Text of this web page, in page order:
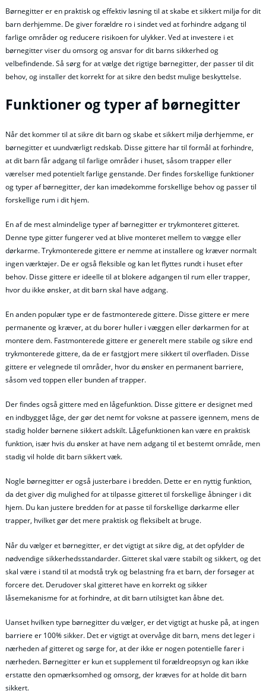
Børnegitter er en praktisk og effektiv løsning til at skabe et sikkert miljø for dit
barn derhjemme. De giver forældre ro i sindet ved at forhindre adgang til
farlige områder og reducere risikoen for ulykker. Ved at investere i et
børnegitter viser du omsorg og ansvar for dit barns sikkerhed og
velbefindende. Så sørg for at vælge det rigtige børnegitter, der passer til dit
behov, og installer det korrekt for at sikre den bedst mulige beskyttelse.
Funktioner og typer af børnegitter
Når det kommer til at sikre dit barn og skabe et sikkert miljø derhjemme, er
børnegitter et uundværligt redskab. Disse gittere har til formål at forhindre,
at dit barn får adgang til farlige områder i huset, såsom trapper eller
værelser med potentielt farlige genstande. Der findes forskellige funktioner
og typer af børnegitter, der kan imødekomme forskellige behov og passer til
forskellige rum i dit hjem.
En af de mest almindelige typer af børnegitter er trykmonteret gitteret.
Denne type gitter fungerer ved at blive monteret mellem to vægge eller
dørkarme. Trykmonterede gittere er nemme at installere og kræver normalt
ingen værktøjer. De er også fleksible og kan let flyttes rundt i huset efter
behov. Disse gittere er ideelle til at blokere adgangen til rum eller trapper,
hvor du ikke ønsker, at dit barn skal have adgang.
En anden populær type er de fastmonterede gittere. Disse gittere er mere
permanente og kræver, at du borer huller i væggen eller dørkarmen for at
montere dem. Fastmonterede gittere er generelt mere stabile og sikre end
trykmonterede gittere, da de er fastgjort mere sikkert til overfladen. Disse
gittere er velegnede til områder, hvor du ønsker en permanent barriere,
såsom ved toppen eller bunden af trapper.
Der findes også gittere med en lågefunktion. Disse gittere er designet med
en indbygget låge, der gør det nemt for voksne at passere igennem, mens de
stadig holder børnene sikkert adskilt. Lågefunktionen kan være en praktisk
funktion, især hvis du ønsker at have nem adgang til et bestemt område, men
stadig vil holde dit barn sikkert væk.
Nogle børnegitter er også justerbare i bredden. Dette er en nyttig funktion,
da det giver dig mulighed for at tilpasse gitteret til forskellige åbninger i dit
hjem. Du kan justere bredden for at passe til forskellige dørkarme eller
trapper, hvilket gør det mere praktisk og fleksibelt at bruge.
Når du vælger et børnegitter, er det vigtigt at sikre dig, at det opfylder de
nødvendige sikkerhedsstandarder. Gitteret skal være stabilt og sikkert, og det
skal være i stand til at modstå tryk og belastning fra et barn, der forsøger at
forcere det. Derudover skal gitteret have en korrekt og sikker
låsemekanisme for at forhindre, at dit barn utilsigtet kan åbne det.
Uanset hvilken type børnegitter du vælger, er det vigtigt at huske på, at ingen
barriere er 100% sikker. Det er vigtigt at overvåge dit barn, mens det leger i
nærheden af gitteret og sørge for, at der ikke er nogen potentielle farer i
nærheden. Børnegitter er kun et supplement til forældreopsyn og kan ikke
erstatte den opmærksomhed og omsorg, der kræves for at holde dit barn
sikkert.